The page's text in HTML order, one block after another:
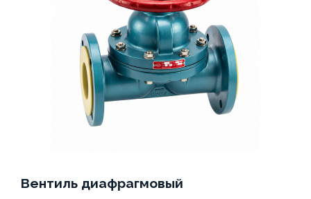
Вентиль диафрагмовый